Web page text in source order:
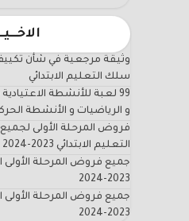
وثيقة مرجعية في شأن تكييف
سلك التعليم الابتدائي
99 لعبة للأنشطة
و الرياضيات و الأنشطة
فروض المرحلة الأولى
التعليم الابتدائي 2023-2024
جميع فروض المرحلة
2023-2024
جميع فروض المرحلة
2023-2024